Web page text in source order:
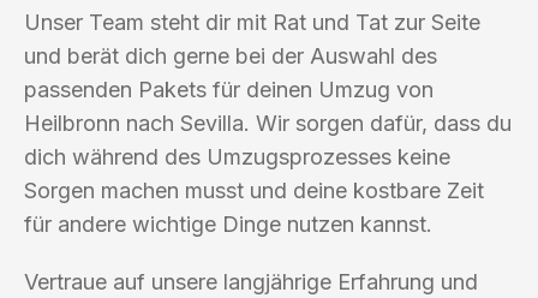
Unser Team steht dir mit Rat und Tat zur Seite
und berät dich gerne bei der Auswahl des
passenden Pakets für deinen Umzug von
Heilbronn nach Sevilla. Wir sorgen dafür, dass du
dich während des Umzugsprozesses keine
Sorgen machen musst und deine kostbare Zeit
für andere wichtige Dinge nutzen kannst.
Vertraue auf unsere langjährige Erfahrung und